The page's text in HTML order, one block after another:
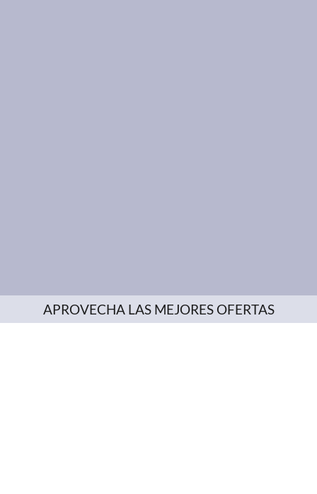
APROVECHA LAS MEJORES OFERTAS